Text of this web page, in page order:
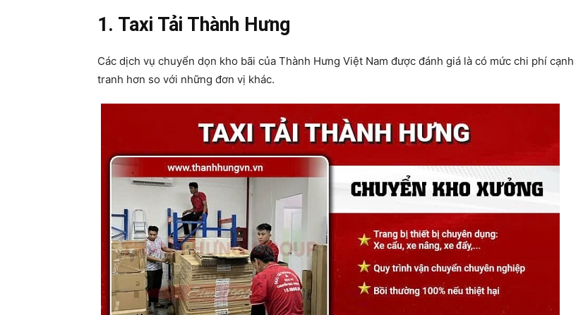
1. Taxi Tải Thành Hưng
Các dịch vụ chuyển dọn kho bãi của Thành Hưng Việt Nam được đánh giá là có mức chi phí cạnh
tranh hơn so với những đơn vị khác.